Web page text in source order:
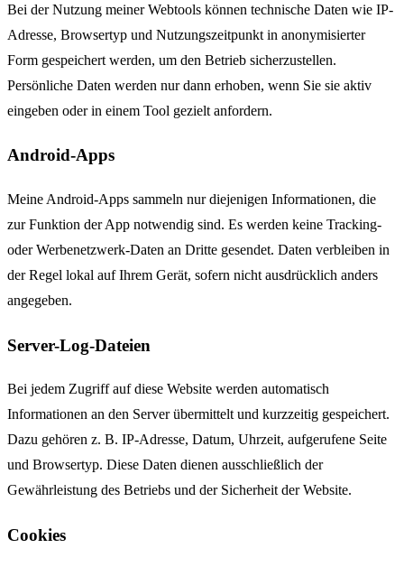
Bei der Nutzung meiner Webtools können technische Daten wie IP-
Adresse, Browsertyp und Nutzungszeitpunkt in anonymisierter
Form gespeichert werden, um den Betrieb sicherzustellen.
Persönliche Daten werden nur dann erhoben, wenn Sie sie aktiv
eingeben oder in einem Tool gezielt anfordern.
Android-Apps
Meine Android-Apps sammeln nur diejenigen Informationen, die
zur Funktion der App notwendig sind. Es werden keine Tracking-
oder Werbenetzwerk-Daten an Dritte gesendet. Daten verbleiben in
der Regel lokal auf Ihrem Gerät, sofern nicht ausdrücklich anders
angegeben.
Server-Log-Dateien
Bei jedem Zugriff auf diese Website werden automatisch
Informationen an den Server übermittelt und kurzzeitig gespeichert.
Dazu gehören z. B. IP-Adresse, Datum, Uhrzeit, aufgerufene Seite
und Browsertyp. Diese Daten dienen ausschließlich der
Gewährleistung des Betriebs und der Sicherheit der Website.
Cookies